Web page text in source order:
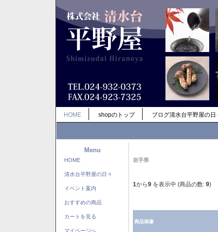
HOME shopのトップ ブログ清水台平野屋の日
Menu
HOME
清水台平野屋の日々
イベント案内
おすすめの商品
カートを見る
マイページへ
岩手県
1から9 を表示中 (商品の数: 9)
商品画像